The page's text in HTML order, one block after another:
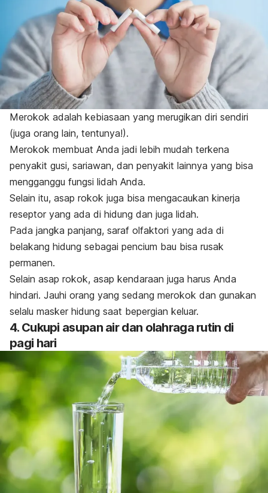
Merokok adalah kebiasaan yang merugikan diri sendiri
(juga orang lain, tentunya!).
Merokok membuat Anda jadi lebih mudah terkena
penyakit gusi, sariawan, dan penyakit lainnya yang bisa
mengganggu fungsi lidah Anda.
Selain itu, asap rokok juga bisa mengacaukan kinerja
reseptor yang ada di hidung dan juga lidah.
Pada jangka panjang, saraf olfaktori yang ada di
belakang hidung sebagai pencium bau bisa rusak
permanen.
Selain asap rokok, asap kendaraan juga harus Anda
hindari. Jauhi orang yang sedang merokok dan gunakan
selalu masker hidung saat bepergian keluar.
4. Cukupi asupan air dan olahraga rutin di
pagi hari